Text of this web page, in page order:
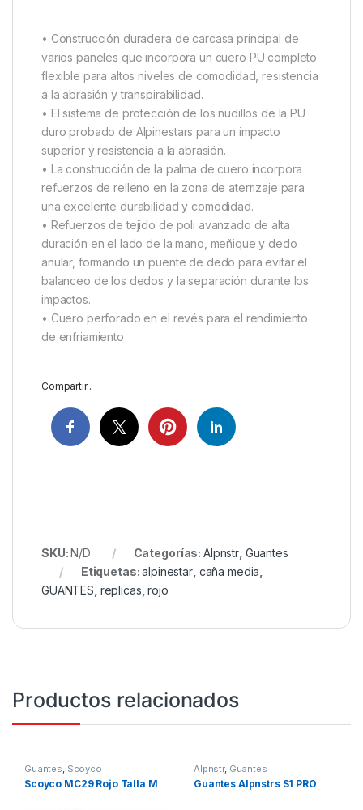
• Construcción duradera de carcasa principal de
varios paneles que incorpora un cuero PU completo
flexible para altos niveles de comodidad, resistencia
a la abrasión y transpirabilidad.
• El sistema de protección de los nudillos de la PU
duro probado de Alpinestars para un impacto
superior y resistencia a la abrasión.
• La construcción de la palma de cuero incorpora
refuerzos de relleno en la zona de aterrizaje para
una excelente durabilidad y comodidad.
• Refuerzos de tejido de poli avanzado de alta
duración en el lado de la mano, meñique y dedo
anular, formando un puente de dedo para evitar el
balanceo de los dedos y la separación durante los
impactos.
• Cuero perforado en el revés para el rendimiento
de enfriamiento
Compartir...
SKU:N/D Categorías: Alpnstr, Guantes
Etiquetas:alpinestar, caña media
GUANTES replicas ,rojo
Productos relacionados
Guantes, Scoyco
Scoyco MC29 Rojo Talla M
Alpnstr, Guantes
Guantes Alpnstrs S1 PRO